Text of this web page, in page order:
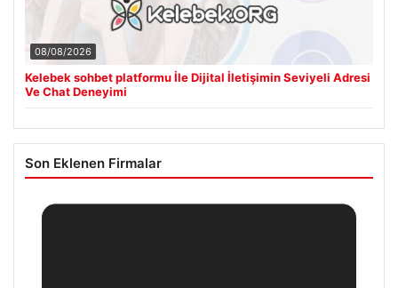
08/08/2026
Kelebek sohbet platformu İle Dijital İletişimin Seviyeli Adresi
Ve Chat Deneyimi
Son Eklenen Firmalar